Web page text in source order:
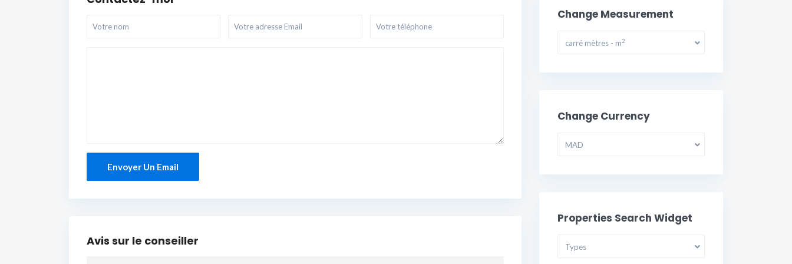
Avis sur le conseiller
Change Measurement
carré mètres - m2
Change Currency
MAD
Properties Search Widget
Types